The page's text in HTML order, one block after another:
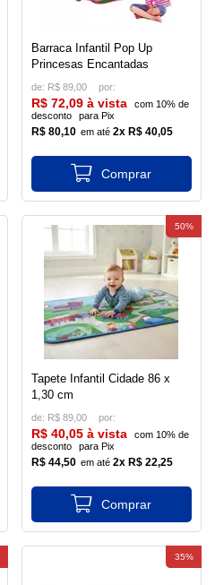
Barraca Infantil Pop Up
Princesas Encantadas
de: R$ 89,00
R$ 80,10 2x R$ 40,05
R$ 72,09 à vista
com 10% de
desconto
para Pix
Tapete Infantil Cidade 86 x
1,30 cm
de: R$ 89,00
R$ 44,50 2x R$ 22,25
R$ 40,05 à vista
com 10% de
desconto
para Pix
50%
35%